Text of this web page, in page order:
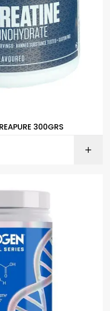
300GRS